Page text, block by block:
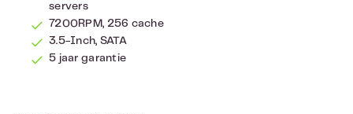
servers
7200RPM, 256 cache
3.5-Inch, SATA
5 jaar garantie